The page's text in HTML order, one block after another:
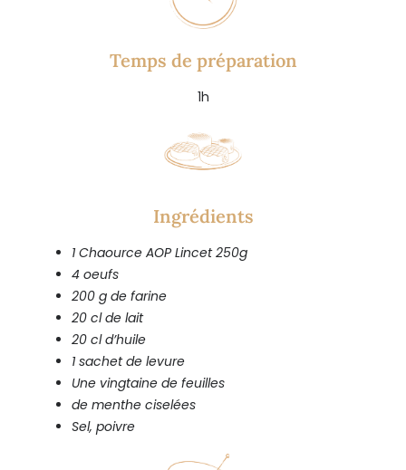
Temps de préparation
1h
Ingrédients
1 Chaource AOPLincet 250g
4 oeufs
200 g de farine
20 cl de lait
20 cl d’huile
1 sachet de levure
Une vingtaine de feuilles
de menthe ciselées
Sel, poivre